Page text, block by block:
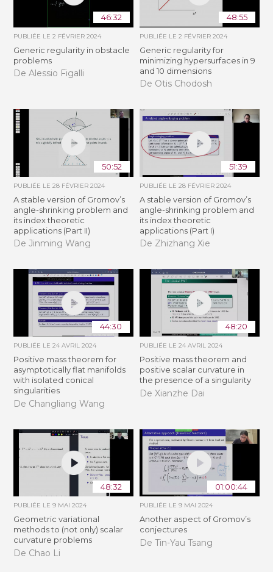
46:32
PUBLIÉE LE2 FÉVRIER 2024
Generic regularity in obstacle
problems
De Alessio Figalli
48:55
PUBLIÉE LE 2 FÉVRIER 2024
Generic regularity for
minimizing hypersurfaces in 9
and 10 dimensions
De Otis Chodosh
50:52
PUBLIÉE LE28 FÉVRIER 2024
A stable version of Gromov’s
angle-shrinking problem and
its index theoretic
applications (Part II)
De Jinming Wang
51:39
PUBLIÉE LE 28 FÉVRIER 2024
A stable version of Gromov’s
angle-shrinking problem and
its index theoretic
applications (Part I)
De Zhizhang Xie
44:30
PUBLIÉE LE24 AVRIL 2024
Positive mass theorem for
asymptotically flat manifolds
with isolated conical
singularities
De Changliang Wang
48:20
PUBLIÉE LE 24 AVRIL 2024
Positive mass theorem and
positive scalar curvature in
the presence of a singularity
De Xianzhe Dai
48:32
PUBLIÉE LE9 MAI 2024
Geometric variational
methods to (not only) scalar
curvature problems
De Chao Li
01:00:44
PUBLIÉE LE 9 MAI 2024
Another aspect of Gromov’s
conjectures
De Tin-Yau Tsang